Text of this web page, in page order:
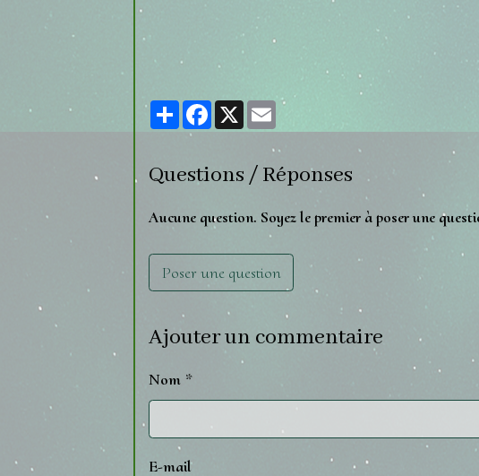
PartagerFacebook
X Email
Questions / Réponses
Aucune question. Soyez le premier à poser une
Poser une question
Ajouter un commentaire
Nom
E-mail